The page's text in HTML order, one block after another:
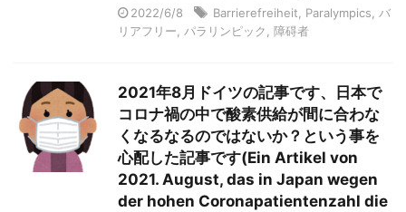
2022/6/8 Barrierefreiheit Paralympics
バ
リアフリー
パラリンピック 障碍者
2021年8月ドイツの記事です、日本で
コロナ禍の中で酸素供給が間に合わな
くなるなるのではないか？という事を
心配した記事です(Ein Artikel von
2021. August, das in Japan wegen
der hohen Coronapatientenzahl die